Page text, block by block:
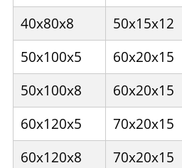
40x80x8
50x15x12
50x100x5
60x20x15
50x100x8
60x20x15
60x120x5
70x20x15
60x120x8
70x20x15